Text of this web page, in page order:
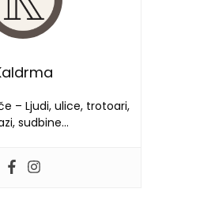
– Ljudi, ulice, trotoari,
sudbine…